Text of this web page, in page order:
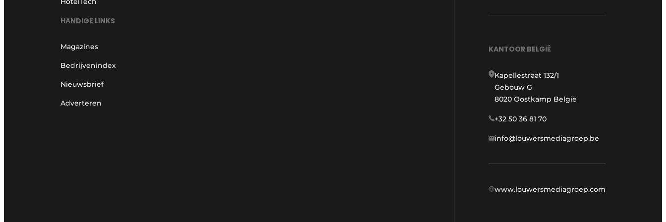
HANDIGE LINKS
Magazines
Bedrijvenindex
Nieuwsbrief
Adverteren
KANTOOR BELGIË
Kapellestraat 132/1
Gebouw G
8020 Oostkamp België
+32 50 36 81 70
info@louwersmediagroep.be
www.louwersmediagroep.com